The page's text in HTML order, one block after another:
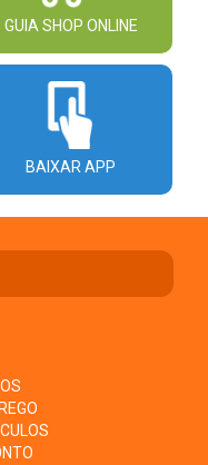
GUIA SHOP ONLINE
BAIXAR APP